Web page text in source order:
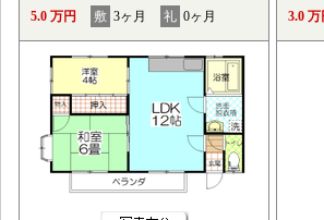
5.0 万円 敷 3ヶ月 礼 0ヶ月 3.0 万